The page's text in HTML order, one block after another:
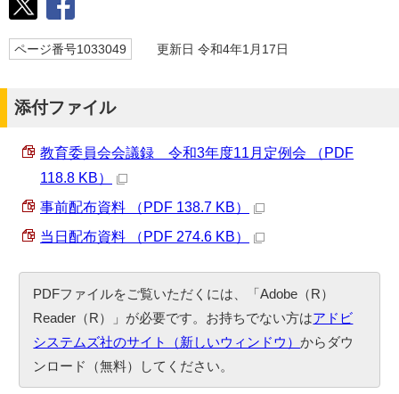
ページ番号1033049 更新日 令和4年1月17日
添付ファイル
教育委員会会議録 令和3年度11月定例会 （PDF
118.8 KB）
事前配布資料 （PDF 138.7 KB）
当日配布資料 （PDF 274.6 KB）
PDFファイルをご覧いただくには、「Adobe（R）
Reader（R）」が必要です。お持ちでない方はアドビ
システムズ社のサイト（新しいウィンドウ）からダウ
ンロード（無料）してください。